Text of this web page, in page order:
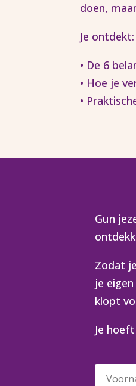
doen,
Je ontdekt:
• De 6
• Hoe je
•
Gun
Zodat
je
klopt
Je